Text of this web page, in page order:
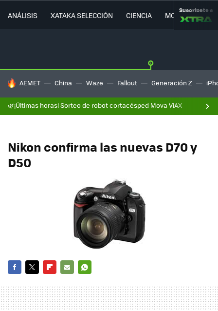
ANÁLISIS XATAKA SELECCIÓN CIENCIA MOVILIDAD
Suscríbete a
HOY SE HABLA DE
AEMET China Waze Fallout Generación Z
🌿¡Últimas horas! Sorteo de robot cortacésped Mova ViAX
Nikon confirma las nuevas D70 y
D50
MAIL